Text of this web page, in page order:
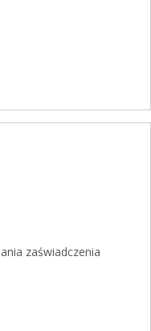
zaświadczenia